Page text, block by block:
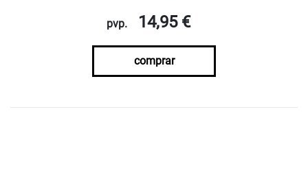
pvp. 14,95 €
comprar